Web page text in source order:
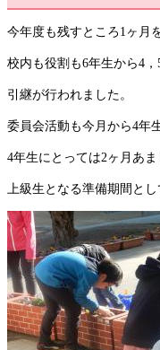
今年度も残すところ1ヶ月
校内も役割も6年生から4，
引継が行われました。
委員会活動も今月から4年
4年生にとっては2ヶ月あま
上級生となる準備期間とし